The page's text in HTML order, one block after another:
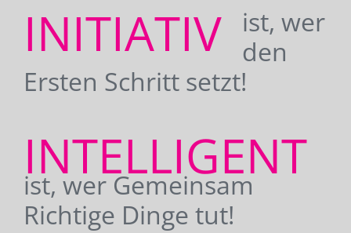
INITIATIV
ist, wer
den
Ersten Schritt setzt!
INTELLIGENT
ist, wer Gemeinsam
Richtige Dinge tut!